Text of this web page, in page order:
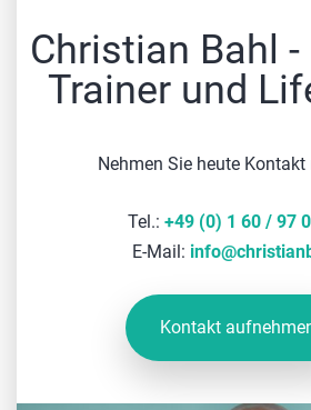
Christian Bahl -
Trainer und
Nehmen Sie heute
Tel.: +49 (0) 1 60 / 97
E-Mail: info@
Kontakt